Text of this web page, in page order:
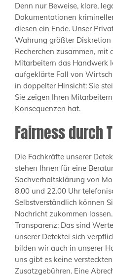
Denn nur Beweise, klare,
Dokumentationen
diesen ein Ende. Unser
Wahrung größter
Recherchen zusammen, mit
Mitarbeitern das Handwerk
aufgeklärte Fall von
in doppelter Hinsicht: Sie
Sie zeigen Ihren
Konsequenzen hat.
Fairness durch
Die Fachkräfte unserer
stehen Ihnen für eine
Sachverhaltsklärung von
8.00 und 22.00 Uhr
Selbstverständlich können
Nachricht zukommen
Transparenz: Das sind
unserer Detektei sich
bilden wir auch in unserer
uns gibt es keine
Zusatzgebühren. Eine